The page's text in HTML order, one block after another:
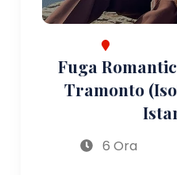
Fuga
Tramonto
6 Ora